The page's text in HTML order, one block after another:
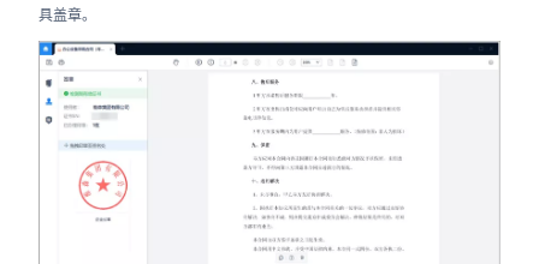
具盖章。